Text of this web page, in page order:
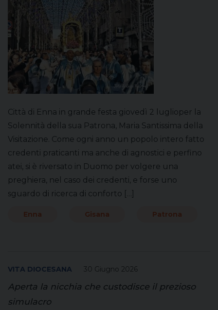
Città di Enna in grande festa giovedì 2 luglioper la
Solennità della sua Patrona, Maria Santissima della
Visitazione. Come ogni anno un popolo intero fatto
credenti praticanti ma anche di agnostici e perfino
atei, si è riversato in Duomo per volgere una
preghiera, nel caso dei credenti, e forse uno
sguardo di ricerca di conforto […]
Enna Gisana Patrona
30 Giugno 2026
VITA DIOCESANA
Aperta la nicchia che custodisce il prezioso
simulacro